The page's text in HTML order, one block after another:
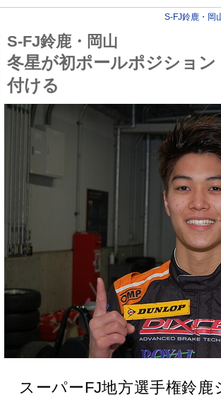
S-FJ鈴鹿・岡
S-FJ鈴鹿・岡山
冬星が初ポールポジショ
付ける
スーパーFJ地方選手権鈴鹿